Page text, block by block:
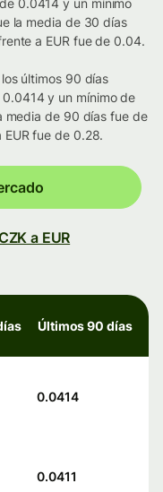
0.0414 y un mínimo
la media de 30 días
a EUR fue de 0.04.
últimos 90 días
y un mínimo de
media de 90 días fue de
fue de 0.28.
a EUR
Últimos 90 días
0.0414
0.0411